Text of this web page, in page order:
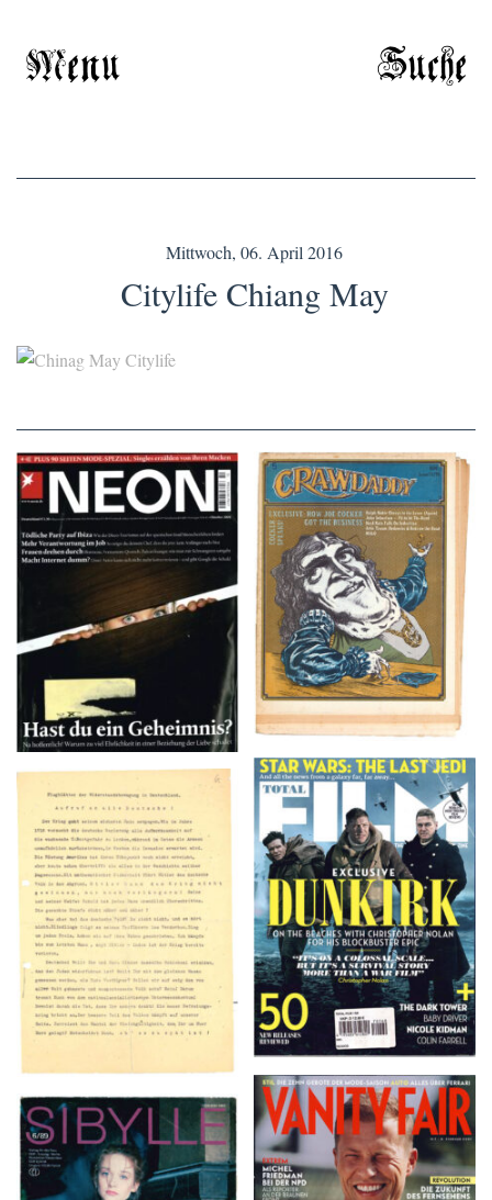
Menu Suche
Mittwoch, 06. April 2016
Citylife Chiang May
NEON – OKTOBER
2008
Crawdaddy – June/11/72
TOTAL FILM #260 –
SUMMER 2017
Flugblätter der Weissen
Rose – V, Januar 1943
VANITY FAIR – Nr. 7 –
8. Februar 2007
SIBYLLE 6/89